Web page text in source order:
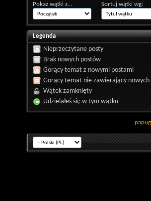
Pokaż wątki z... Sortuj wątki wg:
Legenda
Nieprzeczytane posty
Brak nowych postów
Gorący temat z nowymi postami
Gorący temat nie zawierający nowych
Wątek zamknięty
Udzielałeś się w tym wątku